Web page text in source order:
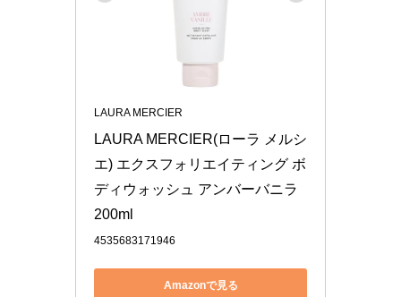
LAURA MERCIER
LAURA MERCIER(ローラ メルシ
エ) エクスフォリエイティング ボ
ディウォッシュ アンバーバニラ
200ml
4535683171946
Amazonで見る